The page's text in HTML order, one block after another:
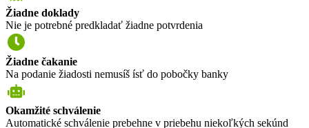
Žiadne doklady
Nie je potrebné predkladať žiadne potvrdenia
Žiadne čakanie
Na podanie žiadosti nemusíš ísť do pobočky banky
Okamžité schválenie
Automatické schválenie prebehne v priebehu niekoľkých sekúnd